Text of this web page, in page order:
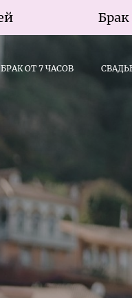
БРАК ОТ 7 ЧАСОВ
Брак в